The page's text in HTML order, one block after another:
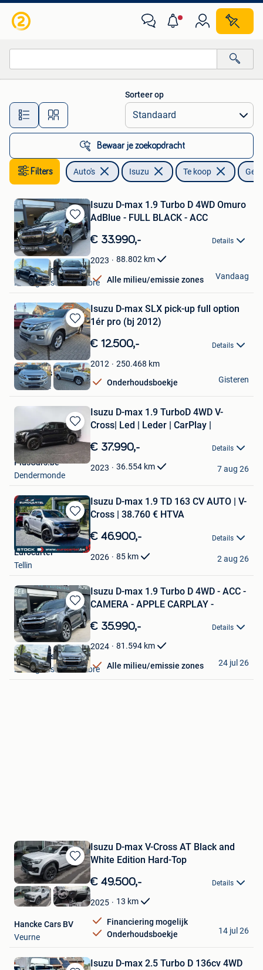
Alle afstanden…
Sorteer op
Bewaar je zoekopdracht
Filters Auto's Isuzu Te koop
Bewaren
in
Mijn
Favorieten
Isuzu D-max 1.9 Turbo D 4WD Omuro
AdBlue - FULL BLACK - ACC
€ 33.990,- Details
2023 88.802 km
Alle milieu/emissie zones
World Cars SRL
Montignies-Sur-Sambre
Vandaag
Bewaren
in
Mijn
Favorieten
Isuzu D-max SLX pick-up full option
1ér pro (bj 2012)
€ 12.500,- Details
2012 250.468 km
Onderhoudsboekje
WRM Cars
Gembloux
Gisteren
Bewaren
in
Mijn
Favorieten
Isuzu D-max 1.9 TurboD 4WD V-
Cross| Led | Leder | CarPlay |
€ 37.990,- Details
2023 36.554 km
PlusCars.be
Dendermonde
7 aug 26
Bewaren
in
Mijn
Favorieten
Isuzu D-max 1.9 TD 163 CV AUTO | V-
Cross | 38.760 € HTVA
€ 46.900,- Details
2026 85 km
Eurocartel
Tellin
2 aug 26
Bewaren
in
Mijn
Favorieten
Isuzu D-max 1.9 Turbo D 4WD - ACC -
CAMERA - APPLE CARPLAY -
€ 35.990,- Details
2024 81.594 km
Alle milieu/emissie zones
World Cars SRL
Montignies-Sur-Sambre
24 jul 26
Bewaren
in
Mijn
Favorieten
Isuzu D-max V-Cross AT Black and
White Edition Hard-Top
€ 49.500,- Details
2025 13 km
Financiering mogelijk
Onderhoudsboekje
Hancke Cars BV
Veurne
14 jul 26
Isuzu D-max 2.5 Turbo D 136cv 4WD